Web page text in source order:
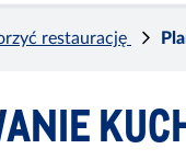
restaurację